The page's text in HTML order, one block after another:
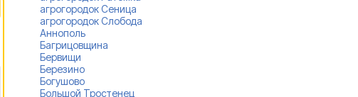
агрогородок Сеница
агрогородок Слобода
Аннополь
Багрицовщина
Бервищи
Березино
Богушово
Большой Тростенец